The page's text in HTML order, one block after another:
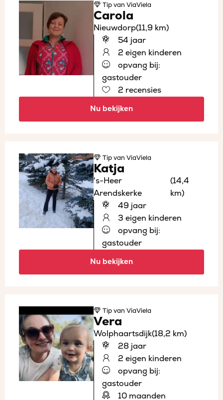
Tipvan ViaViela
Carola
Nieuwdorp(11,9 km)
54 jaar
2 eigen kinderen
opvang bij:
gastouder
2 recensies
Nu bekijken
Tipvan ViaViela
Katja
's-Heer
Arendskerke
(14,4
km)
49 jaar
3 eigen kinderen
opvang bij:
gastouder
Nu bekijken
Tipvan ViaViela
Vera
Wolphaartsdijk(18,2 km)
28 jaar
2 eigen kinderen
opvang bij:
gastouder
10 maanden